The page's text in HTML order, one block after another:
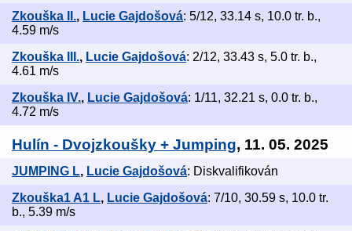
Zkouška II., Lucie Gajdošová: 5/12, 33.14 s, 10.0 tr. b.,
4.59 m/s
Zkouška III., Lucie Gajdošová: 2/12, 33.43 s, 5.0 tr. b.,
4.61 m/s
Zkouška IV., Lucie Gajdošová: 1/11, 32.21 s, 0.0 tr. b.,
4.72 m/s
Hulín - Dvojzkoušky + Jumping, 11. 05. 2025
JUMPING L, Lucie Gajdošová: Diskvalifikován
Zkouška1 A1 L, Lucie Gajdošová: 7/10, 30.59 s, 10.0 tr.
b., 5.39 m/s